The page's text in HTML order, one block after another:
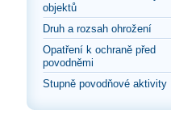
objektů
Druh a rozsah ohrožení
Opatření k ochraně před
povodněmi
Stupně povodňové aktivity